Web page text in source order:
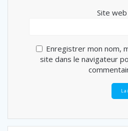
Site web
Enregistrer mon nom,
site dans le navigateur